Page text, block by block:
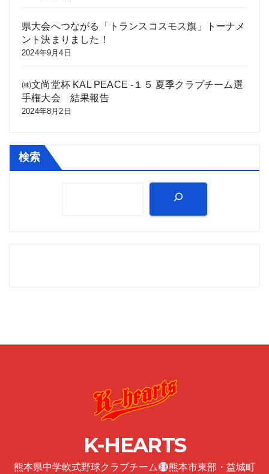
県大会へつながる「トランスコスモス旗」トーナメ
ント決まりました！
2024年9月4日
㈱文尚堂杯 KAL PEACE -１５ 夏季クラブチーム選
手権大会 結果報告
2024年8月2日
検索
K-HEARTS
熊本県中学軟式野球クラブチーム 熊本市東部・益城町